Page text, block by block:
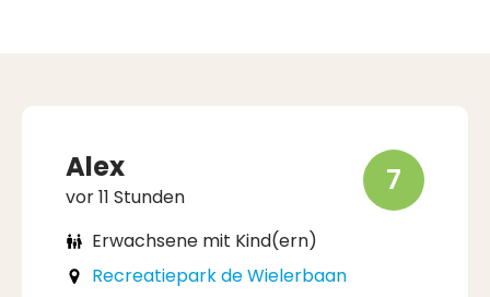
Alex
vor 11 Stunden 7
Erwachsene mit Kind(ern)
Recreatiepark de Wielerbaan